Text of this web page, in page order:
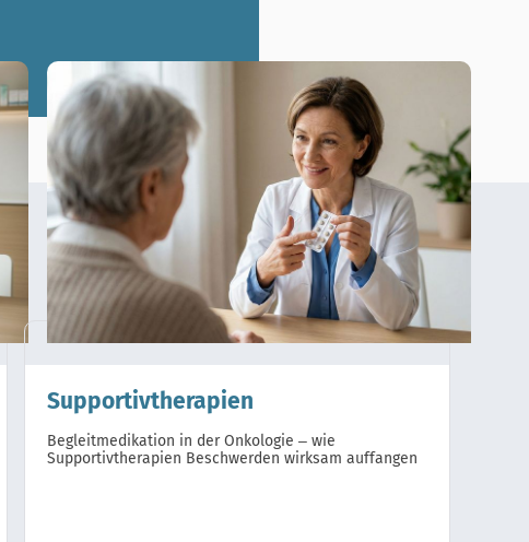
Supportivtherapien
Begleitmedikation in der Onkologie – wie
Supportivtherapien Beschwerden wirksam auffangen